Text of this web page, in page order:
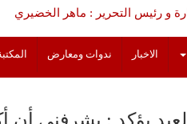
و رئيس التحرير : ماهر الخضيري
الاخبار ندوات ومعارض